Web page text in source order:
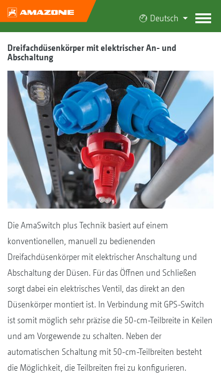
Deutsch
Dreifachdüsenkörper mit elektrischer An- und
Abschaltung
Die AmaSwitch plus Technik basiert auf einem
konventionellen, manuell zu bedienenden
Dreifachdüsenkörper mit elektrischer Anschaltung und
Abschaltung der Düsen. Für das Öffnen und Schließen
sorgt dabei ein elektrisches Ventil, das direkt an den
Düsenkörper montiert ist. In Verbindung mit GPS-Switch
ist somit möglich sehr präzise die 50-cm-Teilbreite in Keilen
und am Vorgewende zu schalten. Neben der
automatischen Schaltung mit 50-cm-Teilbreiten besteht
die Möglichkeit, die Teilbreiten frei zu konfigurieren.